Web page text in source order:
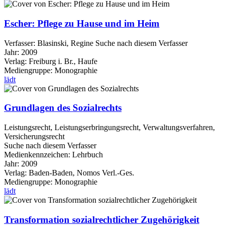
Escher: Pflege zu Hause und im Heim
Verfasser: Blasinski, Regine Suche nach diesem Verfasser
Jahr: 2009
Verlag: Freiburg i. Br., Haufe
Mediengruppe: Monographie
lädt
Grundlagen des Sozialrechts
Leistungsrecht, Leistungserbringungsrecht, Verwaltungsverfahren,
Versicherungsrecht
Suche nach diesem Verfasser
Medienkennzeichen: Lehrbuch
Jahr: 2009
Verlag: Baden-Baden, Nomos Verl.-Ges.
Mediengruppe: Monographie
lädt
Transformation sozialrechtlicher Zugehörigkeit